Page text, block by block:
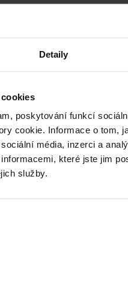
Detaily
poskytování funkcí
cookie. Informace o tom,
média, inzerci a
které jste jim
služby.
v Česku má
systému
mezd
rozdílů v odměňování
okolo 18 %. Evropská
jejichž cílem je narovnat
a dlouhodobě tak přispět i
a žen, však nabrala v České